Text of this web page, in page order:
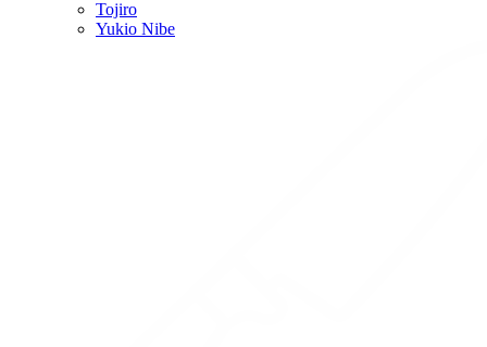
Tojiro
Yukio Nibe